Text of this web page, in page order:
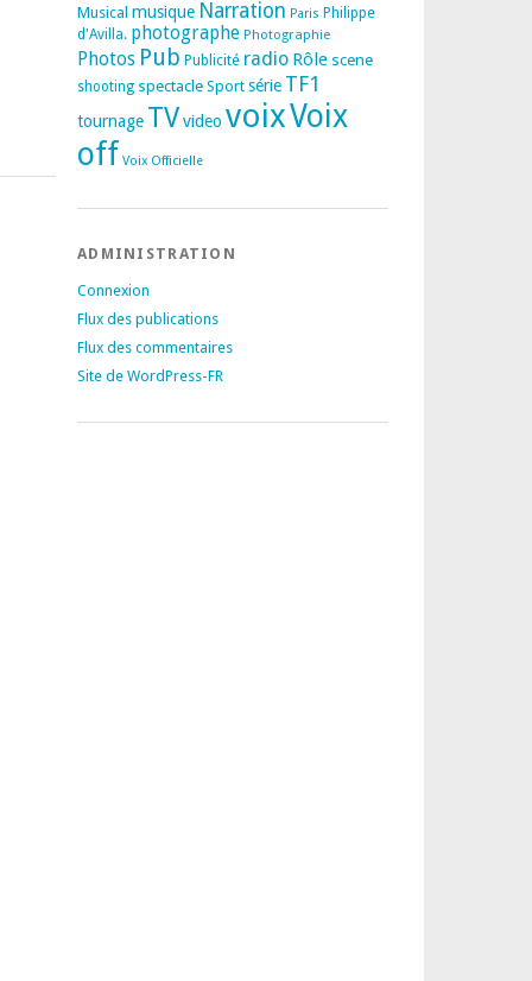
Musical musique Narration Paris Philippe
d'Avilla. photographe Photographie
Photos Pub Publicité radio Rôle scene
shooting spectacle Sport série TF1
tournage TVvideo voixVoix
off Voix Officielle
ADMINISTRATION
Connexion
Flux des publications
Flux des commentaires
Site de WordPress-FR